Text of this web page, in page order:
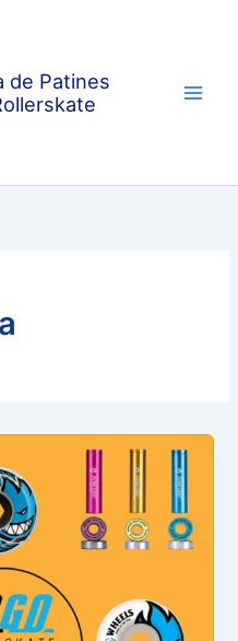
de Patines